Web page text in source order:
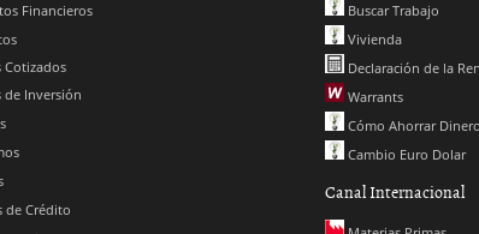
Financieros
Cotizados
de Inversión
de Crédito
Buscar Trabajo
Vivienda
Declaración de la
Warrants
Cómo Ahorrar Dinero
Cambio Euro Dolar
Canal Internacional